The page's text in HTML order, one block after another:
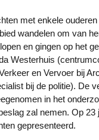
wandelen om van
en gingen op het
Westerhuis
en Vervoer bij
bij de politie). De
in het
zal nemen. Op 23
gepresenteerd.